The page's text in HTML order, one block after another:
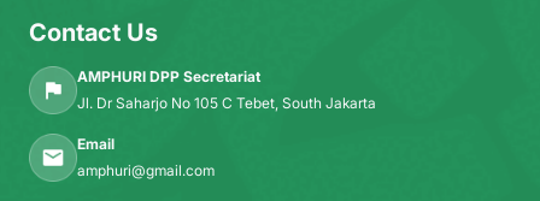
Contact Us
AMPHURI DPP Secretariat
Jl. Dr Saharjo No 105 C Tebet, South Jakarta
Email
amphuri@gmail.com